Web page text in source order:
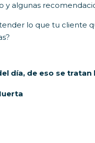
y algunas
lo que tu cliente
día, de eso se tratan